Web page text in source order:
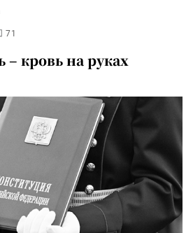
71
– кровь на руках